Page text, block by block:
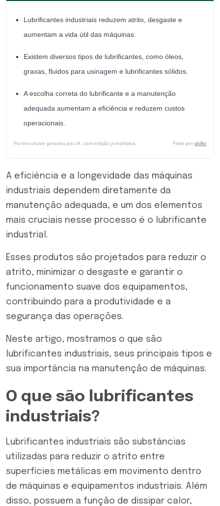
Lubrificantes industriais reduzem atrito, desgaste e
aumentam a vida útil das máquinas.
Existem diversos tipos de lubrificantes, como óleos,
graxas, fluidos para usinagem e lubrificantes sólidos.
A escolha correta do lubrificante e a manutenção
adequada aumentam a eficiência e reduzem custos
operacionais.
Pontos-chave gerados por IA, com edição jornalística. Feito por shiftx
A eficiência e a longevidade das máquinas
industriais dependem diretamente da
manutenção adequada, e um dos elementos
mais cruciais nesse processo é o lubrificante
industrial.
Esses produtos são projetados para reduzir o
atrito, minimizar o desgaste e garantir o
funcionamento suave dos equipamentos,
contribuindo para a produtividade e a
segurança das operações.
Neste artigo, mostramos o que são
lubrificantes industriais, seus principais tipos e
sua importância na manutenção de máquinas.
O que são lubrificantes
industriais?
Lubrificantes industriais são substâncias
utilizadas para reduzir o atrito entre
superfícies metálicas em movimento dentro
de máquinas e equipamentos industriais. Além
disso, possuem a função de dissipar calor,